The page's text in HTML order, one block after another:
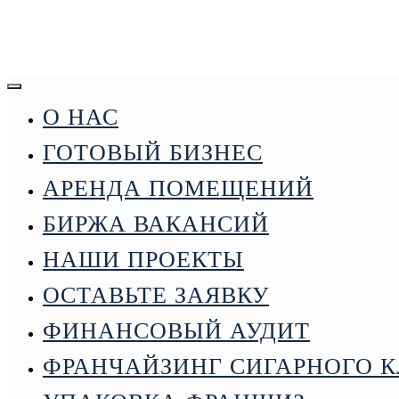
О НАС
АРЕНДА
ПОМЕЩЕНИЙ
ГОТОВЫЙ БИЗНЕС
МЕНЮ
НАШИ ПРОЕКТЫ
О НАС
ГОТОВЫЙ БИЗНЕС
АРЕНДА ПОМЕЩЕНИЙ
БИРЖА ВАКАНСИЙ
НАШИ ПРОЕКТЫ
ОСТАВЬТЕ ЗАЯВКУ
ФИНАНСОВЫЙ АУДИТ
ФРАНЧАЙЗИНГ СИГАРНОГО